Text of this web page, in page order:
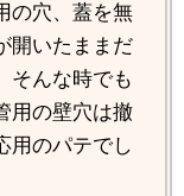
の穴、蓋を無
開いたままだ
そんな時でも
用の壁穴は撤
用のパテでし